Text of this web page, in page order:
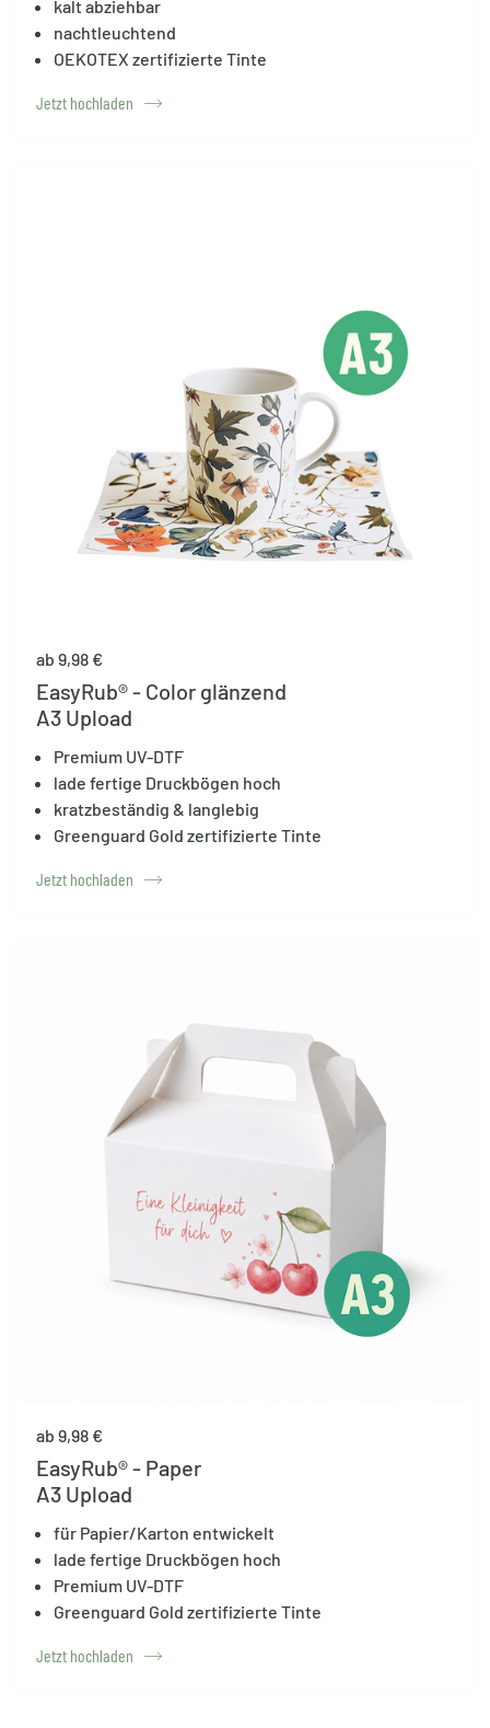
kalt abziehbar
nachtleuchtend
OEKOTEX zertifizierte Tinte
Jetzt hochladen
ab 9,98 €
EasyRub® - Color glänzend
A3 Upload
Premium UV-DTF
lade fertige Druckbögen hoch
kratzbeständig & langlebig
Greenguard Gold zertifizierte Tinte
Jetzt hochladen
ab 9,98 €
EasyRub® - Paper
A3 Upload
für Papier/Karton entwickelt
lade fertige Druckbögen hoch
Premium UV-DTF
Greenguard Gold zertifizierte Tinte
Jetzt hochladen